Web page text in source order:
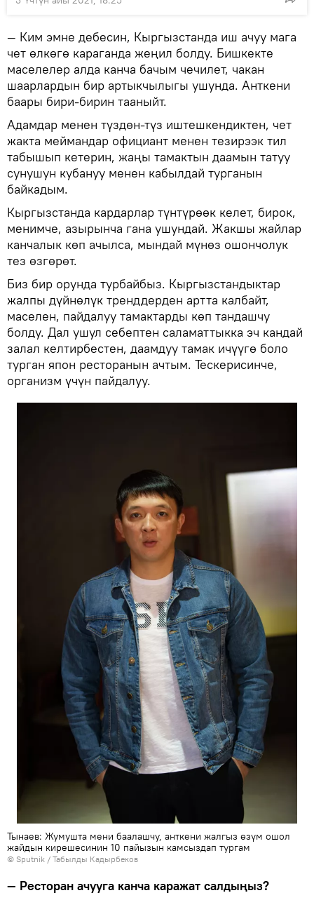
— Ким эмне дебесин, Кыргызстанда иш ачуу мага
чет өлкөгө караганда жеңил болду. Бишкекте
маселелер алда канча бачым чечилет, чакан
шаарлардын бир артыкчылыгы ушунда. Анткени
баары бири-бирин тааныйт.
Адамдар менен түздөн-түз иштешкендиктен, чет
жакта меймандар официант менен тезирээк тил
табышып кетерин, жаңы тамактын даамын татуу
сунушун кубануу менен кабылдай турганын
байкадым.
Кыргызстанда кардарлар түнтүрөөк келет, бирок,
менимче, азырынча гана ушундай. Жакшы жайлар
канчалык көп ачылса, мындай мүнөз ошончолук
тез өзгөрөт.
Биз бир орунда турбайбыз. Кыргызстандыктар
жалпы дүйнөлүк тренддерден артта калбайт,
маселен, пайдалуу тамактарды көп тандашчу
болду. Дал ушул себептен саламаттыкка эч кандай
залал келтирбестен, даамдуу тамак ичүүгө боло
турган япон ресторанын ачтым. Тескерисинче,
организм үчүн пайдалуу.
Тынаев: Жумушта мени баалашчу, анткени жалгыз өзүм ошол
жайдын кирешесинин 10 пайызын камсыздап тургам
© Sputnik / Табылды Кадырбеков
— Ресторан ачууга канча каражат салдыңыз?